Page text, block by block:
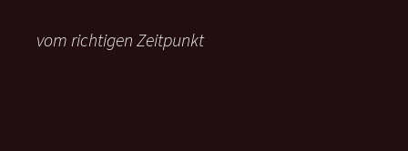
vom richtigen Zeitpunkt